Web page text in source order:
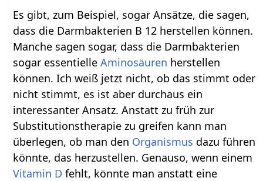
Es gibt, zum Beispiel, sogar Ansätze, die sagen,
dass die Darmbakterien B 12 herstellen können.
Manche sagen sogar, dass die Darmbakterien
sogar essentielleAminosäuren herstellen
können. Ich weiß jetzt nicht, ob das stimmt oder
nicht stimmt, es ist aber durchaus ein
interessanter Ansatz. Anstatt zu früh zur
Substitutionstherapie zu greifen kann man
überlegen, ob man den Organismus dazu führen
könnte, das herzustellen. Genauso, wenn einem
Vitamin D fehlt, könnte man anstatt eine